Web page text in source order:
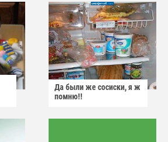
Да были же сосиски, я ж
помню!!